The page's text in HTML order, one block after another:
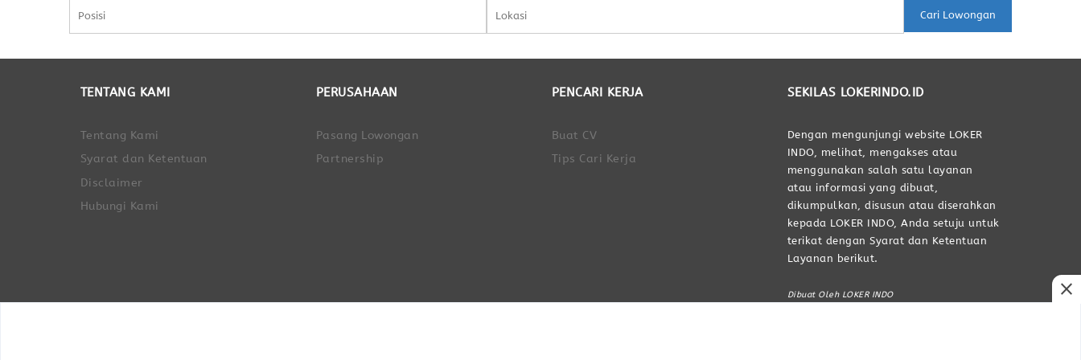
Cari Lowongan
TENTANG KAMI
Tentang Kami
Syarat dan Ketentuan
Disclaimer
Hubungi Kami
PERUSAHAAN
Pasang Lowongan
Partnership
PENCARI KERJA
Buat CV
Tips Cari Kerja
SEKILAS LOKERINDO.ID
Dengan mengunjungi website LOKER
INDO, melihat, mengakses atau
menggunakan salah satu layanan
atau informasi yang dibuat,
dikumpulkan, disusun atau diserahkan
kepada LOKER INDO, Anda setuju untuk
terikat dengan Syarat dan Ketentuan
Layanan berikut.
Dibuat Oleh LOKER INDO close